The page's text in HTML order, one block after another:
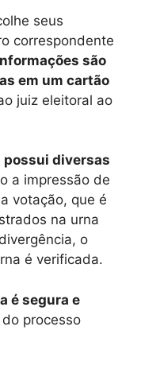
seus
correspondente
são
em um cartão
juiz eleitoral ao
possui diversas
a impressão de
votação, que é
na urna
o
é verificada.
é segura e
processo